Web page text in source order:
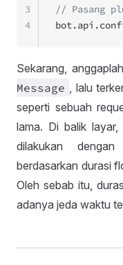
// Pasang
3
4
Sekarang,
Message , lalu
seperti sebuah
lama. Di balik
dilakukan
berdasarkan durasi
Oleh sebab itu,
adanya jeda waktu